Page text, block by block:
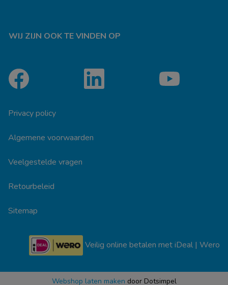
WIJ ZIJN OOK TE VINDEN OP
Privacy policy
Algemene voorwaarden
Veelgestelde vragen
Retourbeleid
Sitemap
Veilig online betalen met iDeal | Wero
Webshop laten maken door Dotsimpel